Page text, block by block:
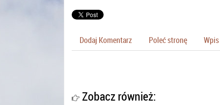
Dodaj Komentarz Poleć stronę
Zobacz również: